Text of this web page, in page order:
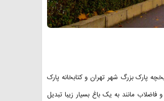
پارک بزرگ شهر تهران و کتابخانه پارک
مانند به یک باغ بسیار زیبا تبدیل